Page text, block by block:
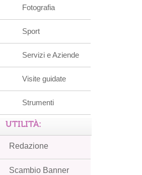
Fotografia
Sport
Servizi e Aziende
Visite guidate
Strumenti
UTILITÀ:
Redazione
Scambio Banner